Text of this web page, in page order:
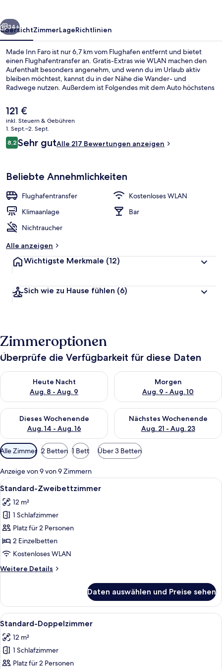
Weiter
34+
ÜbersichtZimmerLageRichtlinien
Made Inn Faro ist nur 6,7 km vom Flughafen entfernt und bietet
einen Flughafentransfer an. Gratis-Extras wie WLAN machen den
Aufenthalt besonders angenehm, und wenn du im Urlaub aktiv
bleiben möchtest, kannst du in der Nähe die Wander- und
Radwege nutzen. Außerdem ist Folgendes mit dem Auto höchstens
Reisende haben viel Gutes über das hilfsbereite Personal zu
berichten.
Der
aktuelle
Preis
beträgt
121 €.
121 €
inkl. Steuern & Gebühren
1. Sept.–2. Sept.
Bewertungen
8,28,2 von 10.
Sehr gutAlle 217 Bewertungen anzeigen
Beliebte Annehmlichkeiten
Flughafentransfer
Kostenloses WLAN
Klimaanlage
Bar
Nichtraucher
Alle anzeigen
Wichtigste Merkmale (12)
Sich wie zu Hause fühlen (6)
Zimmeroptionen
Überprüfe die Verfügbarkeit für diese Daten
Heute Nacht
Aug. 8 - Aug. 9
Überprüfe die Verfügbarkeit für heute Nacht, Aug. 8 - Aug. 9.
Morgen
Aug. 9 - Aug. 10
Überprüfe die Verfügbarkeit
Dieses Wochenende
Aug. 14 - Aug. 16
Überprüfe die Verfügbarkeit für dieses Wochenende, Aug. 14
Nächstes Wochenende
Aug. 21 - Aug. 23
Überprüfe die Verfügbarkeit
Verfügbare
Filter
für
Zimmer
Alle Zimmer 2 Betten 1 Bett Über 3 Betten
Anzeige von 9 von 9 Zimmern
Alle
Fotos
für
Standard-
Zweibettzimmer
anzeigen
Ein Hotelzimmer mit zwei Betten,
5
Standard-Zweibettzimmer
12 m²
1 Schlafzimmer
Platz für 2 Personen
2 Einzelbetten
Kostenloses WLAN
Weitere Details
Weitere
Zweibettzimmer
Daten auswählen und Preise sehen
Alle
Fotos
für
Standard-
Doppelzimmer
Ein modernes Hotelzimmer mit
4
Standard-Doppelzimmer
12 m²
1 Schlafzimmer
Platz für 2 Personen